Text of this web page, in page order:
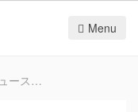
Menu
説） – Yahoo!ニュース – Yahoo!ニュース